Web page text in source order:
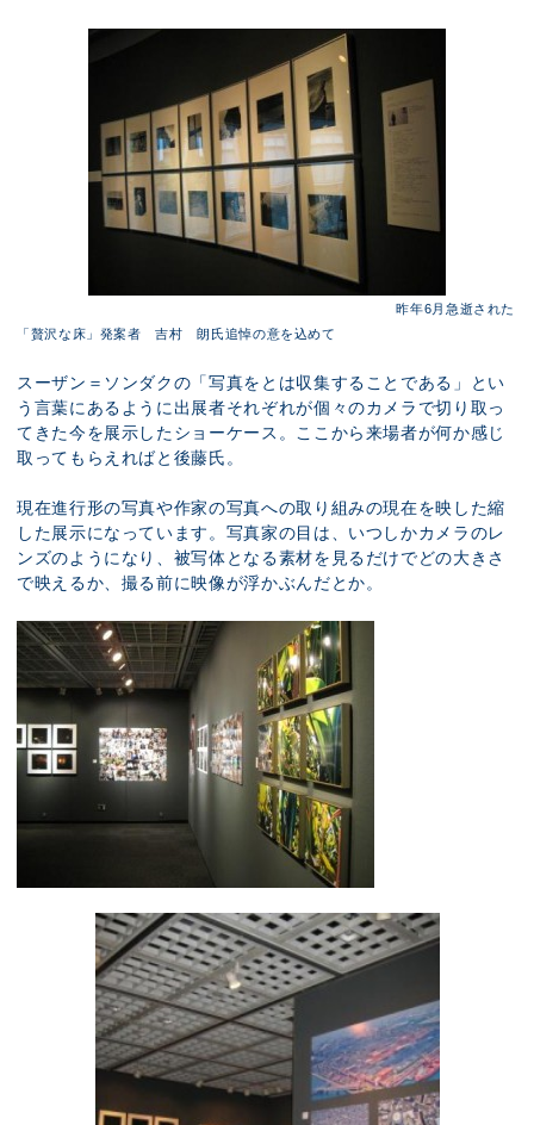
昨年6月急逝された
「贅沢な床」発案者 吉村 朗氏追悼の意を込めて
スーザン＝ソンダクの「写真をとは収集することである」とい
う言葉にあるように出展者それぞれが個々のカメラで切り取っ
てきた今を展示したショーケース。ここから来場者が何か感じ
取ってもらえればと後藤氏。
現在進行形の写真や作家の写真への取り組みの現在を映した縮
した展示になっています。写真家の目は、いつしかカメラのレ
ンズのようになり、被写体となる素材を見るだけでどの大きさ
で映えるか、撮る前に映像が浮かぶんだとか。